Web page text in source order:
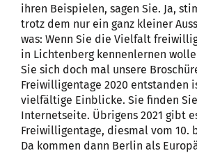
ihren Beispielen, sagen Sie. Ja,
trotz dem nur ein ganz kleiner
was: Wenn Sie die Vielfalt
in Lichtenberg kennenlernen
Sie sich doch mal unsere
Freiwilligentage 2020 entstanden
vielfältige Einblicke. Sie finden
Internetseite. Übrigens 2021 gibt
Freiwilligentage, diesmal vom 10.
Da kommen dann Berlin als